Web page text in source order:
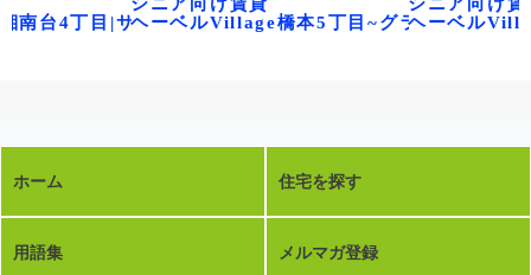
南台4丁目|サニーヒルズ湘南
ヘーベルVillage橋本5丁目~グランビレッジ
ヘーベル
ホーム 住宅を探す
用語集 メルマガ登録